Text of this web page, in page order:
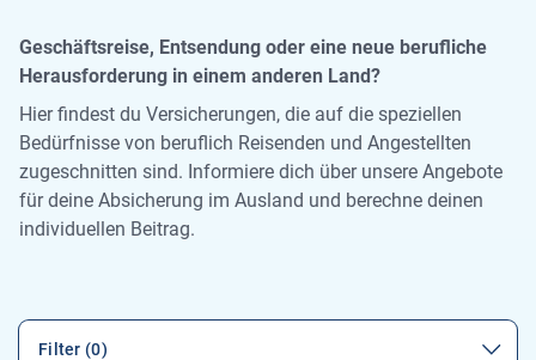
Geschäftsreise, Entsendung oder eine neue berufliche
Herausforderung in einem anderen Land?
Hier findest du Versicherungen, die auf die speziellen
Bedürfnisse von beruflich Reisenden und Angestellten
zugeschnitten sind. Informiere dich über unsere Angebote
für deine Absicherung im Ausland und berechne deinen
individuellen Beitrag.
Filter (0)